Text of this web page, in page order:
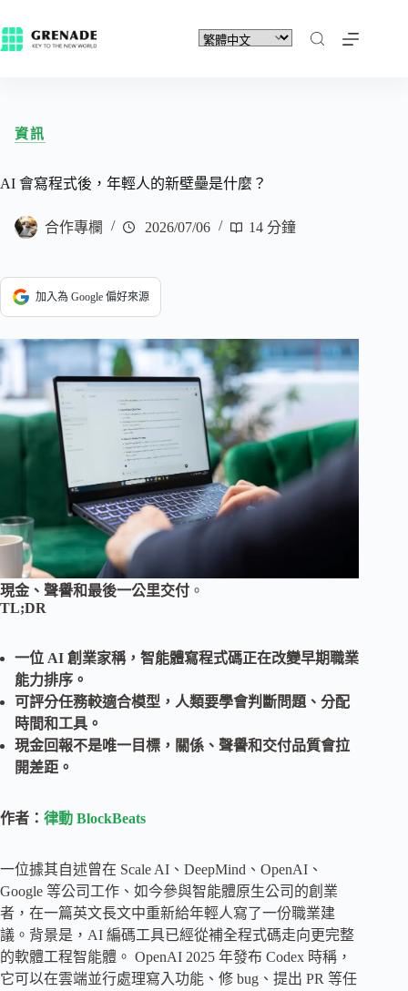
資訊
AI 會寫程式後，年輕人的新壁壘是什麼？
合作專欄 2026/07/06 14 分鐘
加入為 Google 偏好來源
現金、聲譽和最後一公里交付 。
TL;DR
一位 AI 創業家稱，智能體寫程式碼正在改變早期職業
能力排序。
可評分任務較適合模型，人類要學會判斷問題、分配
時間和工具。
現金回報不是唯一目標，關係、聲譽和交付品質會拉
開差距。
作者： 律動 BlockBeats
一位據其自述曾在 Scale AI、DeepMind、OpenAI、
Google 等公司工作、如今參與智能體原生公司的創業
者，在一篇英文長文中重新給年輕人寫了一份職業建
議。背景是，AI 編碼工具已經從補全程式碼走向更完整
的軟體工程智能體。 OpenAI 2025 年發布 Codex 時稱，
它可以在雲端並行處理寫入功能、修 bug、提出 PR 等任